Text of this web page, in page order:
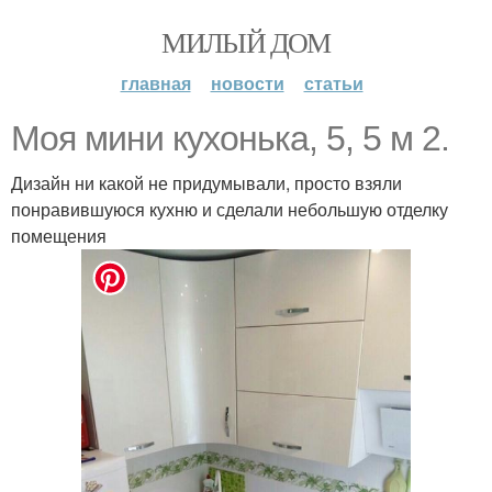
МИЛЫЙ ДОМ
главная новости статьи
Моя мини кухонька, 5, 5 м 2.
Дизайн ни какой не придумывали, просто взяли
понравившуюся кухню и сделали небольшую отделку
помещения